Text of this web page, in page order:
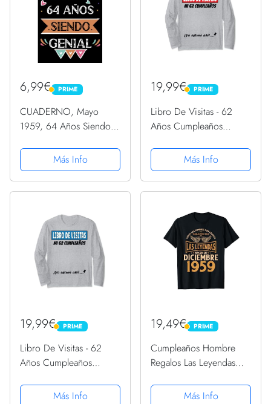
6,99€ PRIME
PRIME
CUADERNO, Mayo
1959, 64 Años Siendo
cuaderno, 110 páginas
de felicitaciones, idea
de regalo, regalo Para la
Más Info
19,99€ PRIME
PRIME
Libro De Visitas - 62
Años Cumpleaños
Manga LargaMás Info
19,99€ PRIME
PRIME
Libro De Visitas - 62
Años Cumpleaños
Manga LargaMás Info
19,49€ PRIME
PRIME
Cumpleaños Hombre
Regalos Las Leyendas
CamisetaMás Info